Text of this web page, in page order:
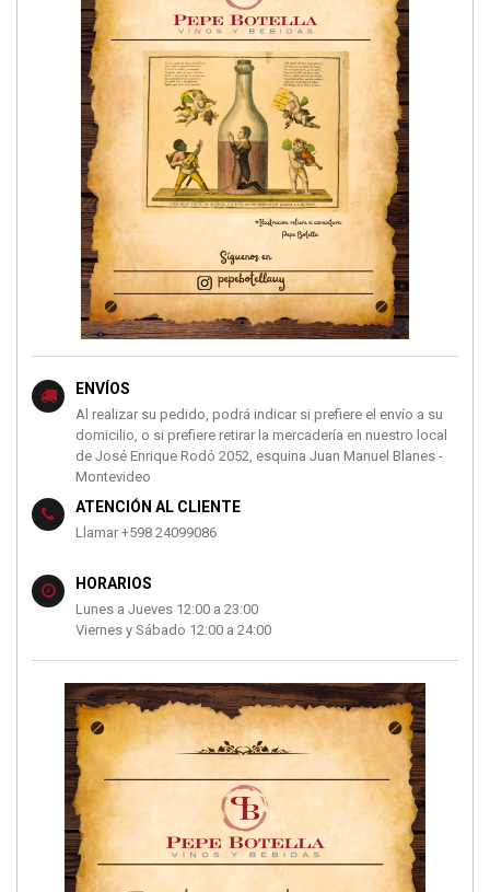
ENVÍOS
Al realizar su pedido, podrá indicar si prefiere el envío a su
domicilio, o si prefiere retirar la mercadería en nuestro local
de José Enrique Rodó 2052, esquina Juan Manuel Blanes -
Montevideo
ATENCIÓN AL CLIENTE
Llamar +598 24099086
HORARIOS
Lunes a Jueves 12:00 a 23:00
Viernes y Sábado 12:00 a 24:00